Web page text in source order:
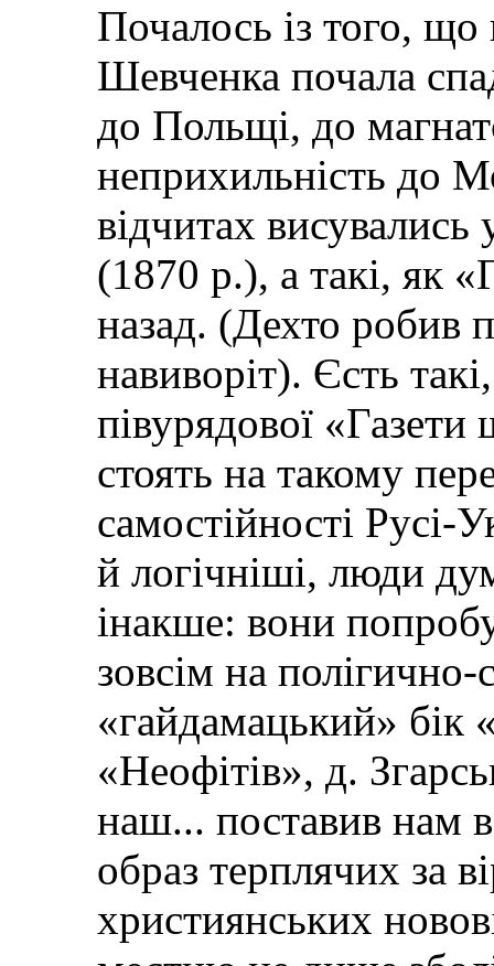
Почалось із того, що
Шевченка почала
до Польщі, до
неприхильність до
відчитах висувались
(1870 p.), а такі, як
назад. (Дехто робив
навиворіт). Єсть
півурядової «Газети
стоять на такому
самостійності Русі-
й логічніші, люди
інакше: вони
зовсім на
«гайдамацький» бік
«Неофітів», д.
наш... поставив нам
образ терплячих за
християнських